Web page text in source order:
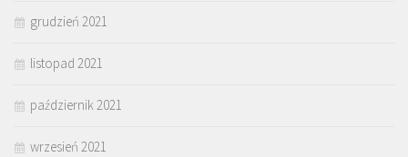
grudzień 2021
listopad 2021
październik 2021
wrzesień 2021